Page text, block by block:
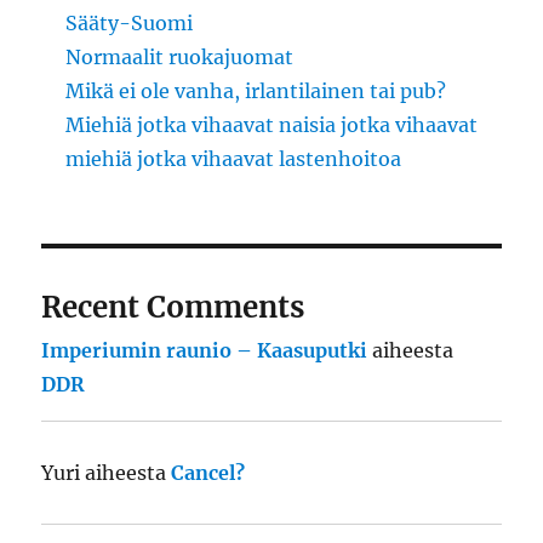
Sääty-Suomi
Normaalit ruokajuomat
Mikä ei ole vanha, irlantilainen tai pub?
Miehiä jotka vihaavat naisia jotka vihaavat
miehiä jotka vihaavat lastenhoitoa
Recent Comments
Imperiumin raunio – Kaasuputki aiheesta
DDR
Yuri aiheestaCancel?